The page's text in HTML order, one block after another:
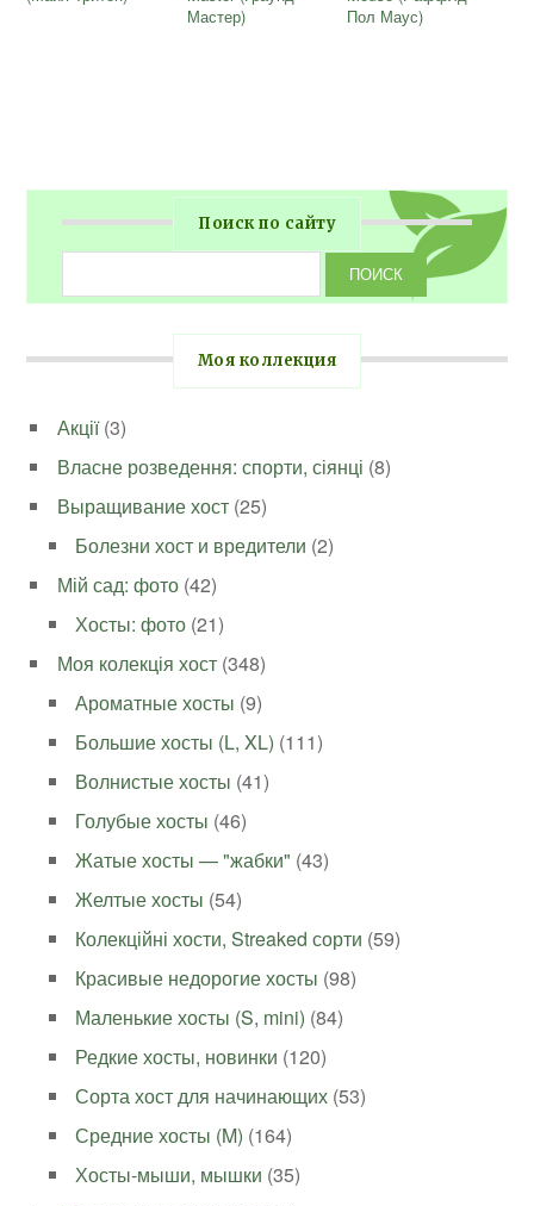
Мастер)
Пол Маус)
Поиск по сайту
Моя коллекция
Акції(3)
Власне розведення: спорти, сіянці (8)
Выращивание хост (25)
Болезни хост и вредители (2)
Мій сад: фото (42)
Хосты: фото (21)
Моя колекція хост (348)
Ароматные хосты (9)
Большие хосты (L, XL) (111)
Волнистые хосты (41)
Голубые хосты (46)
Жатые хосты — "жабки" (43)
Желтые хосты (54)
Колекційні хости, Streaked сорти (59)
Красивые недорогие хосты (98)
Маленькие хосты (S, mini) (84)
Редкие хосты, новинки (120)
Сорта хост для начинающих (53)
Средние хосты (M) (164)
Хосты-мыши, мышки (35)